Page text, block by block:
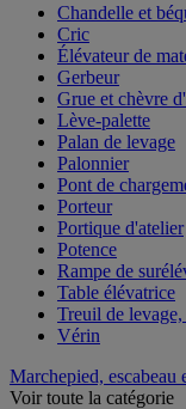
Chandelle et
Cric
Élévateur de
Gerbeur
Grue et chèvre
Lève-palette
Palan de levage
Palonnier
Pont de
Porteur
Portique d'atelier
Potence
Rampe de
Table élévatrice
Treuil de
Vérin
Marchepied, escabeau
Voir toute la catégorie